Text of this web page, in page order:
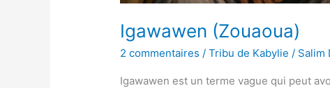
Igawawen (Zouaoua)
2 commentaires /Tribu de Kabylie / Salim
Igawawen est un terme vague qui peut